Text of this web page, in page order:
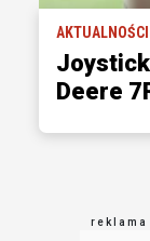
AKTUALNOŚCI
Deere